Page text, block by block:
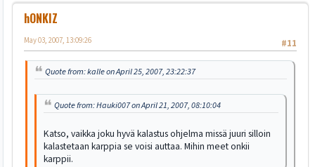
hONKIZ
#11
May 03, 2007, 13:09:26
Quote from: kalle on April 25, 2007, 23:22:37
Quote from: Hauki007 on April 21, 2007, 08:10:04
Katso, vaikka joku hyvä kalastus ohjelma missä juuri silloin
kalastetaan karppia se voisi auttaa. Mihin meet onkii
karppii.